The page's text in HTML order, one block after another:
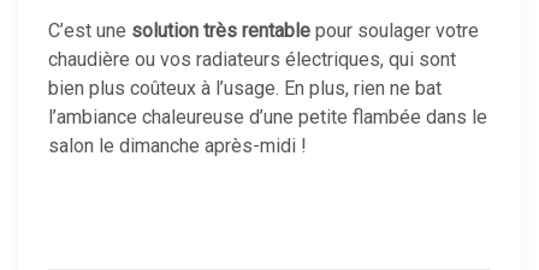
C’est une solution très rentable pour soulager votre
chaudière ou vos radiateurs électriques, qui sont
bien plus coûteux à l’usage. En plus, rien ne bat
l’ambiance chaleureuse d’une petite flambée dans le
salon le dimanche après-midi !